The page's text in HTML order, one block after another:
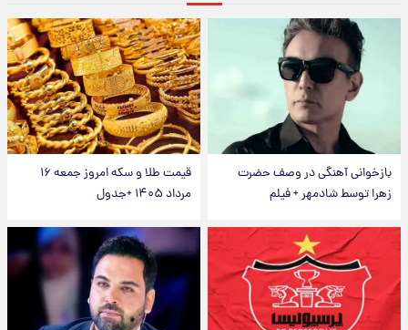
بازخوانی آهنگی در وصف حضرت
زهرا توسط شادمهر + فیلم
قیمت طلا و سکه امروز جمعه ۱۶
مرداد ۱۴۰۵ +جدول